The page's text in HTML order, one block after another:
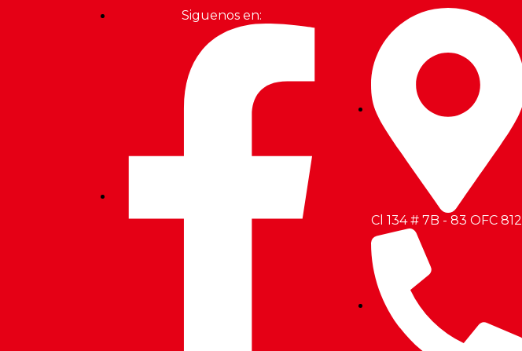
Siguenos en:
Cl 134 # 7B - 83 OFC 812